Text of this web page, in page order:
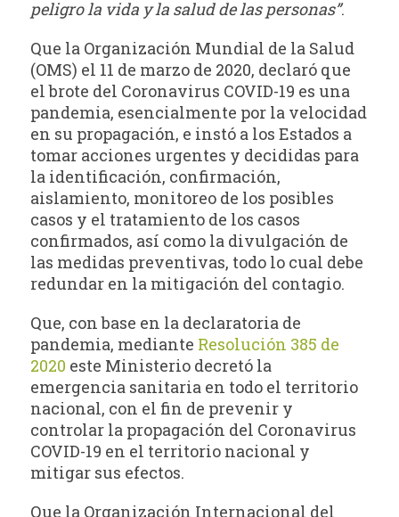
peligro la vida y la salud de las personas”.
Que la Organización Mundial de la Salud
(OMS) el 11 de marzo de 2020, declaró que
el brote del Coronavirus COVID-19 es una
pandemia, esencialmente por la velocidad
en su propagación, e instó a los Estados a
tomar acciones urgentes y decididas para
la identificación, confirmación,
aislamiento, monitoreo de los posibles
casos y el tratamiento de los casos
confirmados, así como la divulgación de
las medidas preventivas, todo lo cual debe
redundar en la mitigación del contagio.
Que, con base en la declaratoria de
pandemia, mediante Resolución 385 de
2020 este Ministerio decretó la
emergencia sanitaria en todo el territorio
nacional, con el fin de prevenir y
controlar la propagación del Coronavirus
COVID-19 en el territorio nacional y
mitigar sus efectos.
Que la Organización Internacional del